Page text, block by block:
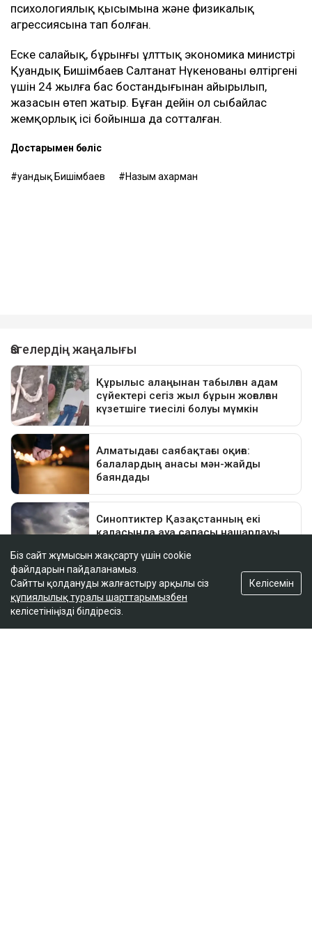
психологиялық қысымына және физикалық
агрессиясына тап болған.
Еске салайық, бұрынғы ұлттық экономика министрі
Қуандық Бишімбаев Салтанат Нүкенованы өлтіргені
үшін 24 жылға бас бостандығынан айырылып,
жазасын өтеп жатыр. Бұған дейін ол сыбайлас
жемқорлық ісі бойынша да сотталған.
Достарыңмен бөліс
Қуандық Бишімбаев Назым Қахарман
Біз сайт жұмысын жақсарту үшін cookie
файлдарын пайдаланамыз.
Сайтты қолдануды жалғастыру арқылы сіз
құпиялылық туралы шарттарымызбен
келісетініңізді білдіресіз.
Келісемін